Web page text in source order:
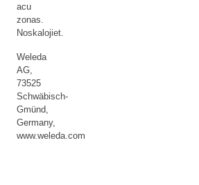
acu
zonas.
Noskalojiet.
Weleda
AG,
73525
Schwäbisch-
Gmünd,
Germany,
www.weleda.com